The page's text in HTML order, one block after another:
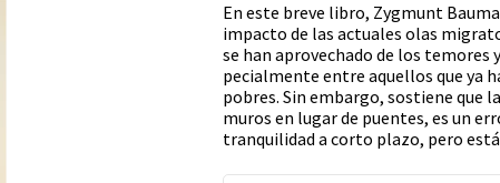
En este breve libro, Zygmunt
impacto de las actuales olas
se han aprovechado de los temores
pecialmente entre aquellos que ya
pobres. Sin embargo, sostiene que
muros en lugar de puentes, es un
tranquilidad a corto plazo, pero